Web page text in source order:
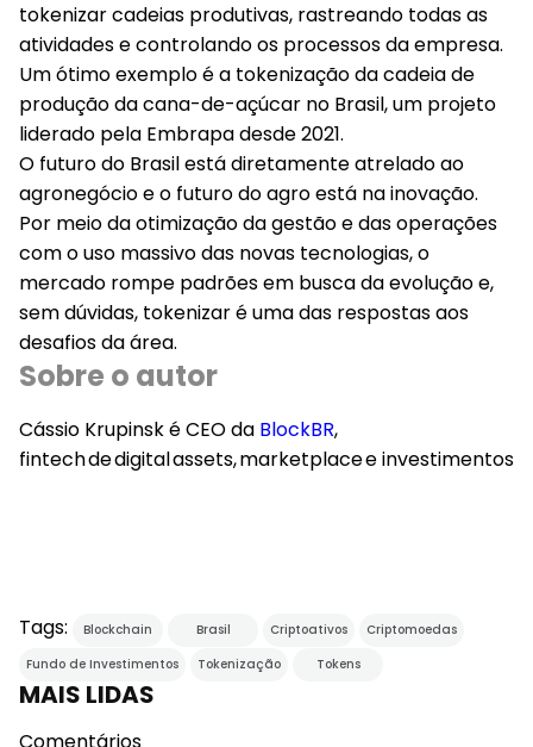
tokenizar cadeias produtivas, rastreando todas as
atividades e controlando os processos da empresa.
Um ótimo exemplo é a tokenização da cadeia de
produção da cana-de-açúcar no Brasil, um projeto
liderado pela Embrapa desde 2021.
O futuro do Brasil está diretamente atrelado ao
agronegócio e o futuro do agro está na inovação.
Por meio da otimização da gestão e das operações
com o uso massivo das novas tecnologias, o
mercado rompe padrões em busca da evolução e,
sem dúvidas, tokenizar é uma das respostas aos
desafios da área.
Sobre o autor
Cássio Krupinsk é CEO da BlockBR,
fintech de digital assets, marketplace e investimentos
Tags: Blockchain Brasil Criptoativos
Criptomoedas
Fundo de Investimentos
Tokenização Tokens
MAIS LIDAS